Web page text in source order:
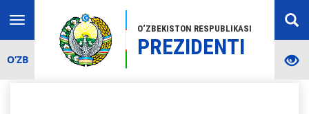
O‘ZBEKISTON RESPUBLIKASI
PREZIDENTI
Toggle
navigation
O‘ZB